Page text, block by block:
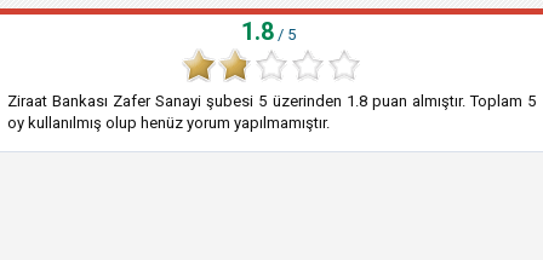
1.8 / 5
Ziraat Bankası Zafer Sanayi şubesi 5 üzerinden 1.8puan almıştır. Toplam 5
oy kullanılmış olup henüz yorum yapılmamıştır.